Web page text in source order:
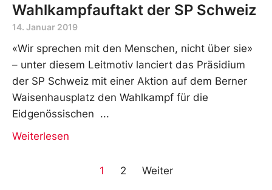
Wahlkampfauftakt der SP Schweiz
14. Januar 2019
«Wir sprechen mit den Menschen, nicht über sie»
– unter diesem Leitmotiv lanciert das Präsidium
der SP Schweiz mit einer Aktion auf dem Berner
Waisenhausplatz den Wahlkampf für die
Eidgenössischen
Weiterlesen
1 2 Weiter